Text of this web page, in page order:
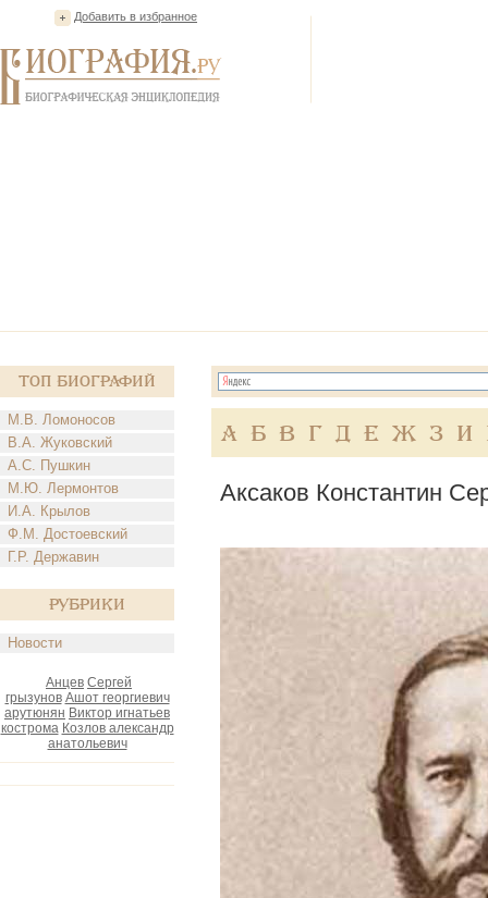
Добавить в избранное
Топ Биографий
М.В. Ломоносов
В.А. Жуковский
А.С. Пушкин
М.Ю. Лермонтов
И.А. Крылов
Ф.М. Достоевский
Г.Р. Державин
Рубрики
Новости
Анцев Сергей
грызунов Ашот георгиевич
арутюнян Виктор игнатьев
кострома Козлов александр
анатольевич
А Б В Г Д Е Ж З И
Аксаков Константин